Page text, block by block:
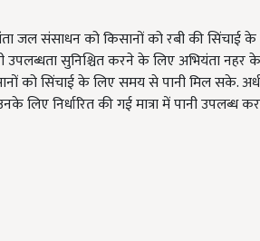
जल संसाधन को किसानों को रबी की सिंचाई के
उपलब्धता सुनिश्चित करने के लिए अभियंता
को सिंचाई के लिए समय से पानी मिल सके.
लिए निर्धारित की गई मात्रा में पानी उपलब्ध